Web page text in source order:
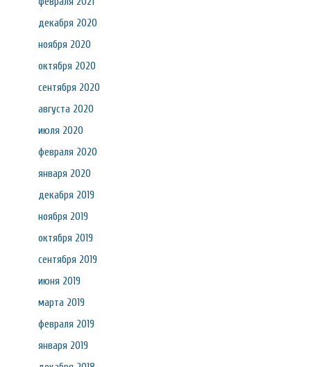
декабря 2020
ноября 2020
октября 2020
сентября 2020
августа 2020
июля 2020
февраля 2020
января 2020
декабря 2019
ноября 2019
октября 2019
сентября 2019
июня 2019
марта 2019
февраля 2019
января 2019